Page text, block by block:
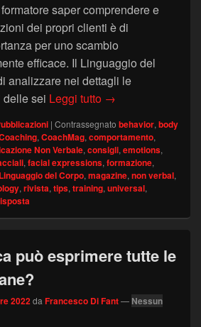
saper comprendere e
dei propri clienti è di
per uno scambio
efficace. Il Linguaggio del
analizzare nei dettagli le
sei Leggi tutto Emozioni
→
| Contrassegnato behavior, body
, CoachMag, comportamento,
Non Verbale, consigli, emotions,
, facial expressions, formazione,
Linguaggio del Corpo, magazine, non verbal,
, rivista, tips, training, universal,
può esprimere tutte le
2022da Francesco Di Fant— Nessun